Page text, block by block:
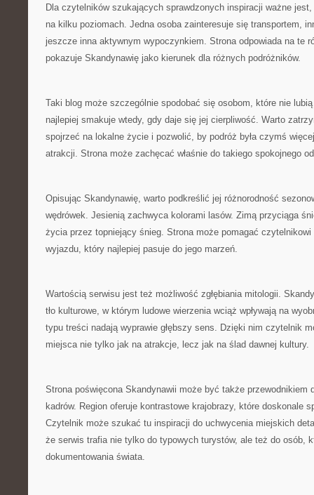
Dla czytelników szukających sprawdzonych inspiracji ważne
na kilku poziomach. Jedna osoba zainteresuje się transportem,
jeszcze inna aktywnym wypoczynkiem. Strona odpowiada na te
pokazuje Skandynawię jako kierunek dla różnych podróżników.
Taki blog może szczególnie spodobać się osobom, które nie
najlepiej smakuje wtedy, gdy daje się jej cierpliwość. Warto
spojrzeć na lokalne życie i pozwolić, by podróż była czymś
atrakcji. Strona może zachęcać właśnie do takiego spokojnego
Opisując Skandynawię, warto podkreślić jej różnorodność
wędrówek. Jesienią zachwyca kolorami lasów. Zimą przyciąga
życia przez topniejący śnieg. Strona może pomagać
wyjazdu, który najlepiej pasuje do jego marzeń.
Wartością serwisu jest też możliwość zgłębiania mitologii.
tło kulturowe, w którym ludowe wierzenia wciąż wpływają na
typu treści nadają wyprawie głębszy sens. Dzięki nim czytelnik
miejsca nie tylko jak na atrakcje, lecz jak na ślad dawnej kultury.
Strona poświęcona Skandynawii może być także przewodnikiem
kadrów. Region oferuje kontrastowe krajobrazy, które doskonale
Czytelnik może szukać tu inspiracji do uchwycenia miejskich
że serwis trafia nie tylko do typowych turystów, ale też do osób,
dokumentowania świata.